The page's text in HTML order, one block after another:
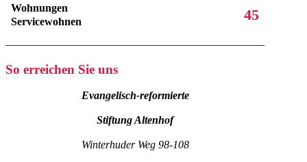
Wohnungen
Servicewohnen
45
Sie
So erreichen Sie uns
Evangelisch-reformierte
Stiftung Altenhof
Winterhuder Weg 98-108